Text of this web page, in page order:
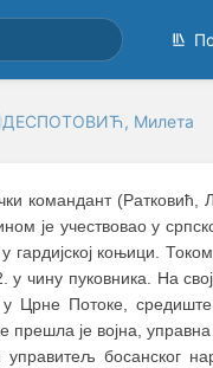
ДЕСПОТОВИЋ, Милета
командант (Ратковић,
је учествовао у
коњици.
чину пуковника. На
Црне Потоке,
прешла је војна,
управитељ босанског